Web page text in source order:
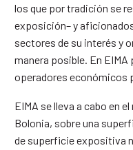
los que por tradición se
exposición– y
sectores de su interés y
manera posible. En
operadores económicos
EIMA se lleva a cabo en
Bolonia, sobre una
de superficie expositiva